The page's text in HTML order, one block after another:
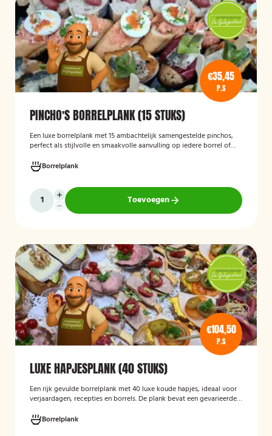
€35,45
P.S
PINCHO'S BORRELPLANK (15 STUKS)
Een luxe borrelplank met 15 ambachtelijk samengestelde pinchos,
perfect als stijlvolle en smaakvolle aanvulling op iedere borrel of
Borrelplank
Toevoegen
€104,50
P.S
LUXE HAPJESPLANK (40 STUKS)
Een rijk gevulde borrelplank met 40 luxe koude hapjes, ideaal voor
verjaardagen, recepties en borrels. De plank bevat een gevarieerde
stijlvol worden gepresenteerd, zodat je gasten direct kunnen
genieten.
Borrelplank